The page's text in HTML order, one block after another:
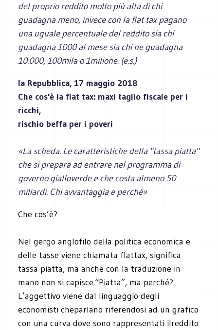
del proprio reddito molto più alta di chi
guadagna meno, invece con la flat tax pagano
una uguale percentuale del reddito sia chi
guadagna 1000 al mese sia chi ne guadagna
10.000, 100mila o 1milione. (e.s.)
la Repubblica, 17 maggio 2018
Che cos'è la flat tax: maxi taglio fiscale per i
ricchi,
rischio beffa per i poveri
«La scheda. Le caratteristiche della "tassa piatta"
che si prepara ad entrare nel programma di
governo gialloverde e che costa almeno 50
miliardi. Chi avvantaggia e perché»
Che cos’è?
Nel gergo anglofilo della politica economica e
delle tasse viene chiamata flattax, significa
tassa piatta, ma anche con la traduzione in
mano non si capisce.“Piatta”, ma perché?
L’aggettivo viene dal linguaggio degli
economisti cheparlano riferendosi ad un grafico
con una curva dove sono rappresentati ilreddito